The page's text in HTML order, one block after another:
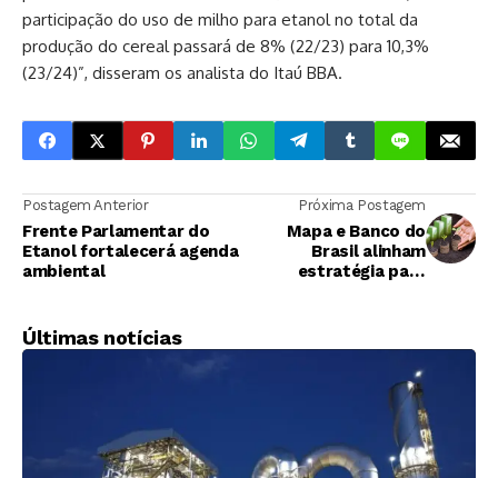
participação do uso de milho para etanol no total da
produção do cereal passará de 8% (22/23) para 10,3%
(23/24)”, disseram os analista do Itaú BBA.
Postagem Anterior
Frente Parlamentar do
Etanol fortalecerá agenda
ambiental
Próxima Postagem
Mapa e Banco do
Brasil alinham
estratégia para
Últimas notícias